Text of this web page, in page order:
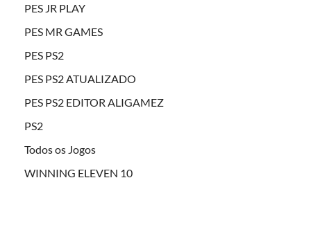
PES JR PLAY
PES MR GAMES
PES PS2
PES PS2 ATUALIZADO
PES PS2 EDITOR ALIGAMEZ
PS2
Todos os Jogos
WINNING ELEVEN 10